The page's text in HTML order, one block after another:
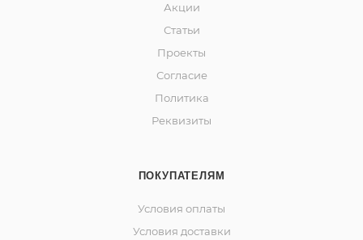
Акции
Статьи
Проекты
Согласие
Политика
Реквизиты
ПОКУПАТЕЛЯМ
Условия оплаты
Условия доставки